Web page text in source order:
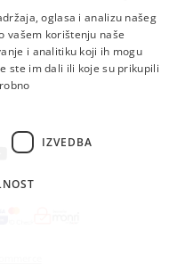
oglasa i analizu našeg
vašem korištenju naše
i analitiku koji ih mogu
ste im dali ili koje su prikupili
IZVEDBA